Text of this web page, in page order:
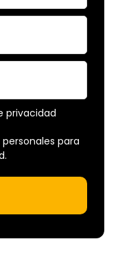
privacidad
para